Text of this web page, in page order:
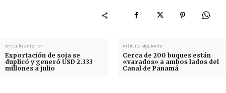
Artículo anterior
Exportación de soja se
duplicó y generó USD 2.333
millones a julio
Artículo siguiente
Cerca de 200 buques están
«varados» a ambos lados del
Canal de Panamá